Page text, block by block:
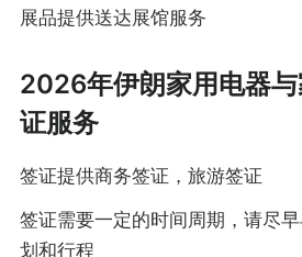
展品提供送达展馆服务
2026年伊朗家用电器
证服务
签证提供商务签证，旅游签证
签证需要一定的时间周期，请尽
划和行程